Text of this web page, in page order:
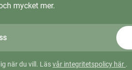
mycket mer.
när du vill. Läsvår integritetspolicy här .